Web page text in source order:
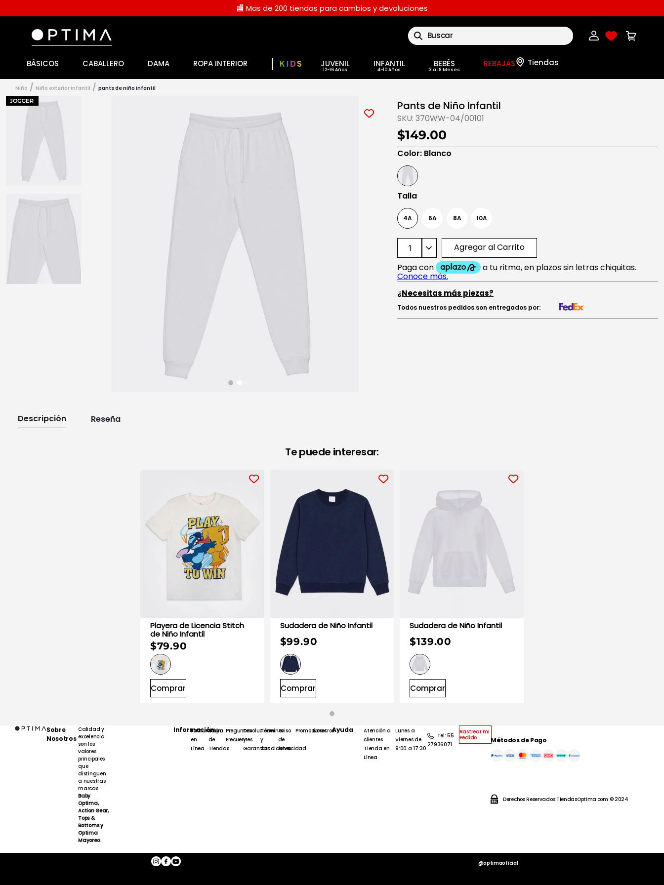
🏬 Mas de 200 tiendas para cambios y devoluciones
Buscar
BÁSICOS CABALLERO DAMA ROPA INTERIOR JUVENIL INFANTIL BEBÉS REBAJAS
niño niño exterior infantil pants de niño infantil
Pants de Niño Infantil
SKU: 370WW-04/00101
$149.00
Color: Blanco
Talla
4A 6A 8A 10A
Agregar al Carrito
¿Necesitas más piezas?
Todos nuestros pedidos son entregados por:
Descripción Reseña
Te puede interesar:
Playera de Licencia Stitch
de Niño Infantil
$79.90
Comprar
Sudadera de Niño Infantil
$99.90
Comprar
Sudadera de Niño Infantil
$139.00
Comprar
Sobre
Nosotros
Calidad y
excelencia
son los
valores
principales
que
distinguen
a nuestras
marcas
Baby
Optima,
Action Gear,
Tops &
Bottoms y
Optima
Mayoreo.
Información
Facturación
en
Línea
Mapa
de
Tiendas
Preguntas
Frecuentes
Devoluciones
y
Garantías
Términos
y
Condiciones
Aviso
de
Privacidad
Promociones
NosotrosAyuda
Atención a
clientes
Tienda en
Línea
Lunes a
Viernes de
9:00 a 17:30
Tel: 55
27936071
Rastrear mi
Pedido
Métodos de Pago
Derechos Reservados TiendasOptima.com © 2024
@optimaoficial
licencia
playeras caballero
3.
playeras dama
sudaderas
pantalones
polo
playera manga larga